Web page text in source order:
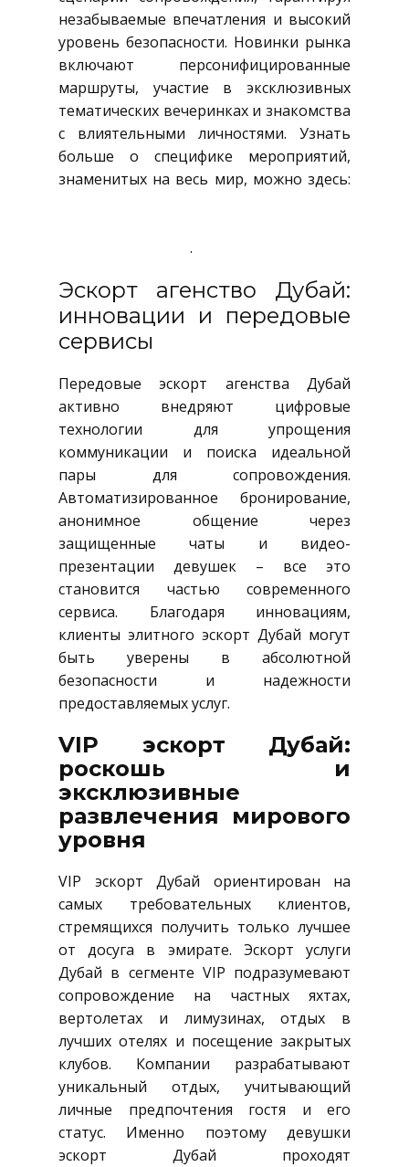
незабываемые впечатления и высокий
уровень безопасности. Новинки рынка
включают персонифицированные
маршруты, участие в эксклюзивных
тематических вечеринках и знакомства
с влиятельными личностями. Узнать
больше о специфике мероприятий,
знаменитых на весь мир, можно здесь:
.
Эскорт агенство Дубай:
инновации и передовые
сервисы
Передовые эскорт агенства Дубай
активно внедряют цифровые
технологии для упрощения
коммуникации и поиска идеальной
пары для сопровождения.
Автоматизированное бронирование,
анонимное общение через
защищенные чаты и видео-
презентации девушек – все это
становится частью современного
сервиса. Благодаря инновациям,
клиенты элитного эскорт Дубай могут
быть уверены в абсолютной
безопасности и надежности
предоставляемых услуг.
VIP эскорт Дубай:
роскошь и
эксклюзивные
развлечения мирового
уровня
VIP эскорт Дубай ориентирован на
самых требовательных клиентов,
стремящихся получить только лучшее
от досуга в эмирате. Эскорт услуги
Дубай в сегменте VIP подразумевают
сопровождение на частных яхтах,
вертолетах и лимузинах, отдых в
лучших отелях и посещение закрытых
клубов. Компании разрабатывают
уникальный отдых, учитывающий
личные предпочтения гостя и его
статус. Именно поэтому девушки
эскорт Дубай проходят